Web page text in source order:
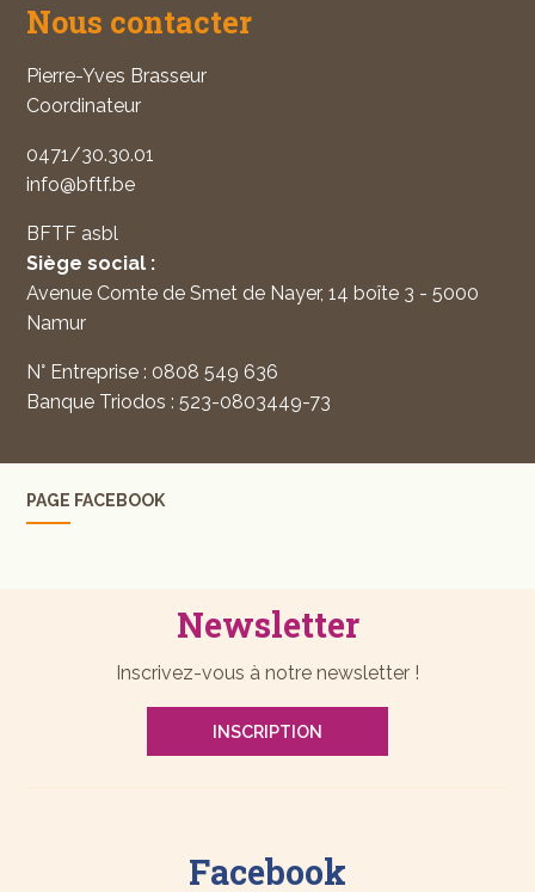
Nous contacter
Pierre-Yves Brasseur
Coordinateur
0471/30.30.01
info@bftf.be
BFTF asbl
Siège social :
Avenue Comte de Smet de Nayer, 14 boîte 3 - 5000
Namur
N° Entreprise : 0808 549 636
Banque Triodos : 523-0803449-73
PAGE FACEBOOK
Newsletter
Inscrivez-vous à notre newsletter !
INSCRIPTION
Facebook